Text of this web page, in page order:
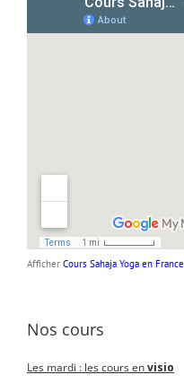
Afficher Cours Sahaja Yoga en France
Nos cours
Les mardi : les cours envisio